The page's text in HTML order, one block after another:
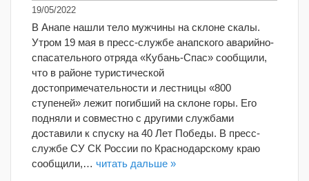
19/05/2022
В Анапе нашли тело мужчины на склоне скалы.
Утром 19 мая в пресс-службе анапского аварийно-
спасательного отряда «Кубань-Спас» сообщили,
что в районе туристической
достопримечательности и лестницы «800
ступеней» лежит погибший на склоне горы. Его
подняли и совместно с другими службами
доставили к спуску на 40 Лет Победы. В пресс-
службе СУ СК России по Краснодарскому краю
сообщили,… читать дальше »